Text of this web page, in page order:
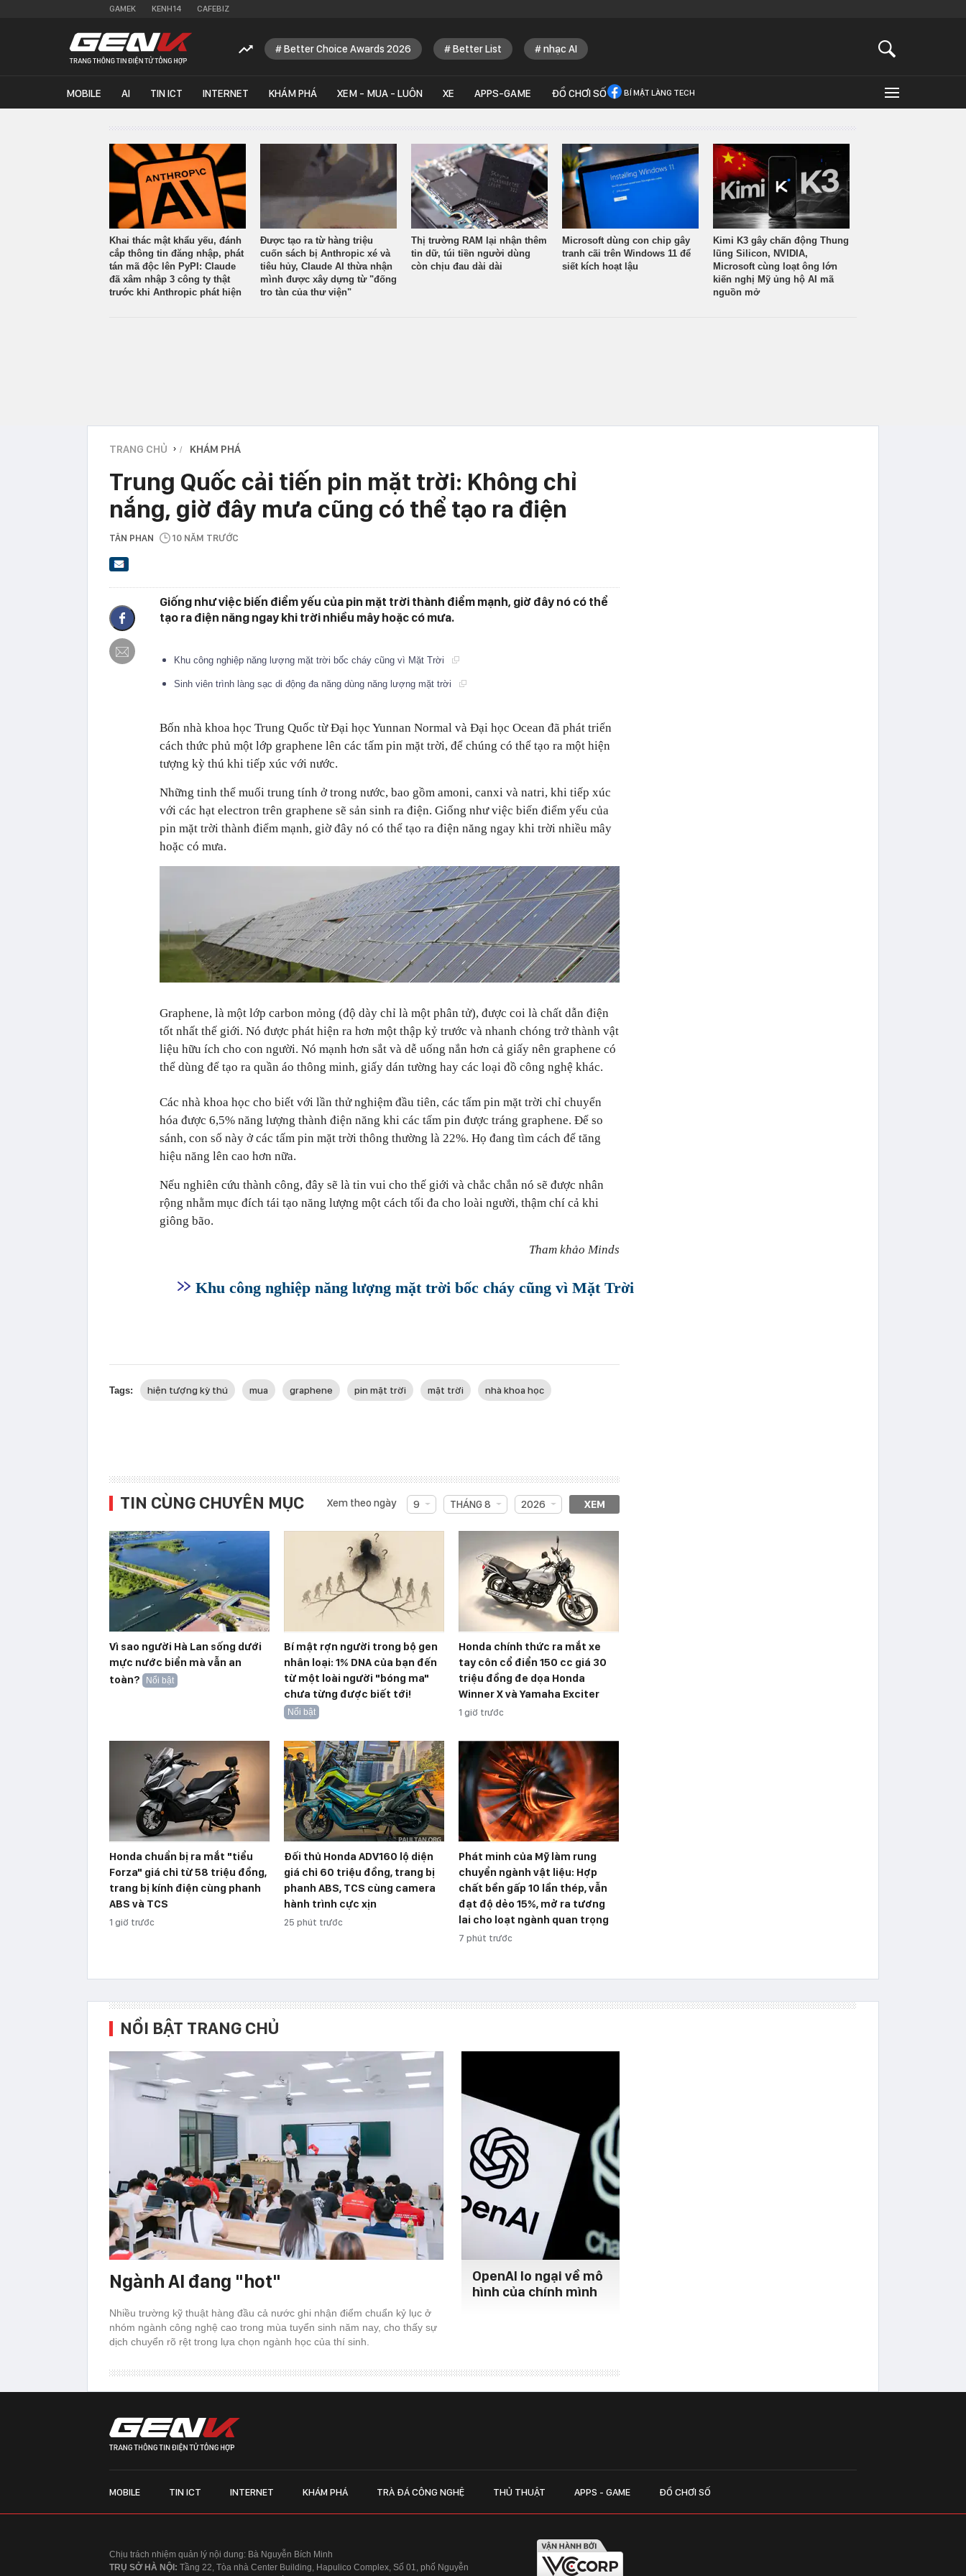
GAMEK KENH14 CAFEBIZ
Better Choice Awards 2026 Better List nhạc AI
MOBILE AI TIN ICT INTERNET KHÁM PHÁ XEM - MUA - LUÔN XE APPS-GAME ĐỒ CHƠI SỐ BÍ MẬT LÀNG TECH
Khai thác mật khẩu yếu, đánh
cắp thông tin đăng nhập, phát
tán mã độc lên PyPI: Claude
đã xâm nhập 3 công ty thật
trước khi Anthropic phát hiện
Được tạo ra từ hàng triệu
cuốn sách bị Anthropic xé và
tiêu hủy, Claude AI thừa nhận
mình được xây dựng từ "đống
tro tàn của thư viện"
Thị trường RAM lại nhận thêm
tin dữ, túi tiền người dùng
còn chịu đau dài dài
Microsoft dùng con chip gây
tranh cãi trên Windows 11 để
siết kích hoạt lậu
Kimi K3 gây chấn động Thung
lũng Silicon, NVIDIA,
Microsoft cùng loạt ông lớn
kiến nghị Mỹ ủng hộ AI mã
nguồn mở
TRANG CHỦ › KHÁM PHÁ
Trung Quốc cải tiến pin mặt trời: Không chỉ
nắng, giờ đây mưa cũng có thể tạo ra điện
TÂN PHAN 10 NĂM TRƯỚC
Giống như việc biến điểm yếu của pin mặt trời thành điểm mạnh, giờ đây nó có thể
tạo ra điện năng ngay khi trời nhiều mây hoặc có mưa.
Khu công nghiệp năng lượng mặt trời bốc cháy cũng vì Mặt Trời
Sinh viên trình làng sạc di động đa năng dùng năng lượng mặt trời
Bốn nhà khoa học Trung Quốc từ Đại học Yunnan Normal và Đại học Ocean đã phát triển
cách thức phủ một lớp graphene lên các tấm pin mặt trời, để chúng có thể tạo ra một hiện
tượng kỳ thú khi tiếp xúc với nước.
Những tinh thể muối trung tính ở trong nước, bao gồm amoni, canxi và natri, khi tiếp xúc
với các hạt electron trên graphene sẽ sản sinh ra điện. Giống như việc biến điểm yếu của
pin mặt trời thành điểm mạnh, giờ đây nó có thể tạo ra điện năng ngay khi trời nhiều mây
hoặc có mưa.
Graphene, là một lớp carbon mỏng (độ dày chỉ là một phân tử), được coi là chất dẫn điện
tốt nhất thế giới. Nó được phát hiện ra hơn một thập kỷ trước và nhanh chóng trở thành vật
liệu hữu ích cho con người. Nó mạnh hơn sắt và dễ uống nắn hơn cả giấy nên graphene có
thể dùng để tạo ra quần áo thông minh, giấy dán tường hay các loại đồ công nghệ khác.
Các nhà khoa học cho biết với lần thử nghiệm đầu tiên, các tấm pin mặt trời chỉ chuyển
hóa được 6,5% năng lượng thành điện năng khi các tấm pin được tráng graphene. Để so
sánh, con số này ở các tấm pin mặt trời thông thường là 22%. Họ đang tìm cách để tăng
hiệu năng lên cao hơn nữa.
Nếu nghiên cứu thành công, đây sẽ là tin vui cho thế giới và chắc chắn nó sẽ được nhân
rộng nhằm mục đích tái tạo năng lượng một cách tối đa cho loài người, thậm chí cả khi
giông bão.
Tham khảo Minds
Khu công nghiệp năng lượng mặt trời bốc cháy cũng vì Mặt Trời
Tags: hiện tượng kỳ thú mua graphene pin mặt trời mặt trời nhà khoa học
TIN CÙNG CHUYÊN MỤC Xem theo ngày 9 THÁNG 8 2026 XEM
Vì sao người Hà Lan sống dưới
mực nước biển mà vẫn an
toàn?
Nổi bật
Bí mật rợn người trong bộ gen
nhân loại: 1% DNA của bạn đến
từ một loài người "bóng ma"
chưa từng được biết tới!
Nổi bật
Honda chính thức ra mắt xe
tay côn cổ điển 150 cc giá 30
triệu đồng đe dọa Honda
Winner X và Yamaha Exciter
1 giờ trước
Honda chuẩn bị ra mắt "tiểu
Forza" giá chỉ từ 58 triệu đồng,
trang bị kính điện cùng phanh
ABS và TCS
1 giờ trước
Đối thủ Honda ADV160 lộ diện
giá chỉ 60 triệu đồng, trang bị
phanh ABS, TCS cùng camera
hành trình cực xịn
25 phút trước
Phát minh của Mỹ làm rung
chuyển ngành vật liệu: Hợp
chất bền gấp 10 lần thép, vẫn
đạt độ dẻo 15%, mở ra tương
lai cho loạt ngành quan trọng
7 phút trước
NỔI BẬT TRANG CHỦ
Ngành AI đang "hot"
Nhiều trường kỹ thuật hàng đầu cả nước ghi nhận điểm chuẩn kỷ lục ở
nhóm ngành công nghệ cao trong mùa tuyển sinh năm nay, cho thấy sự
dịch chuyển rõ rệt trong lựa chọn ngành học của thí sinh.
OpenAI lo ngại về mô
hình của chính mình
MOBILE TIN ICT INTERNET KHÁM PHÁ TRÀ ĐÁ CÔNG NGHỆ THỦ THUẬT APPS - GAME ĐỒ CHƠI SỐ
Chịu trách nhiệm quản lý nội dung: Bà Nguyễn Bích Minh
TRỤ SỞ HÀ NỘI: Tầng 22, Tòa nhà Center Building, Hapulico Complex, Số 01, phố Nguyễn